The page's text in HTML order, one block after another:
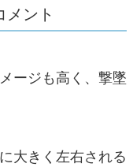
ント
ージも高く、撃墜
大きく左右される